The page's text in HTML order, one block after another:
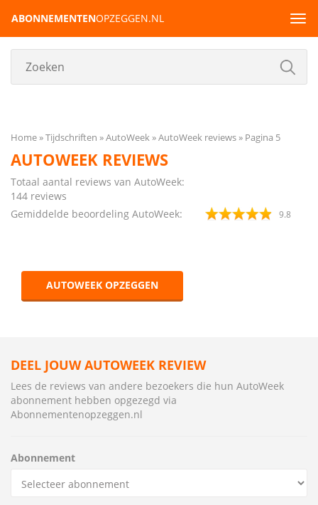
ABONNEMENTENOPZEGGEN.NL
Home Tijdschriften AutoWeek AutoWeek reviews Pagina 5
AUTOWEEK REVIEWS
Totaal aantal reviews van AutoWeek:
144 reviews
Gemiddelde beoordeling AutoWeek:
9.8
AUTOWEEK OPZEGGEN
DEEL JOUW AUTOWEEK REVIEW
Lees de reviews van andere bezoekers die hun AutoWeek
abonnement hebben opgezegd via
Abonnementenopzeggen.nl
Abonnement